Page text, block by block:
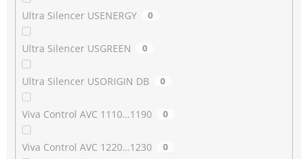
Ultra Silencer USENERGY 0
Ultra Silencer USGREEN 0
Ultra Silencer USORIGIN DB 0
Viva Control AVC 1110…1190 0
Viva Control AVC 1220…1230 0